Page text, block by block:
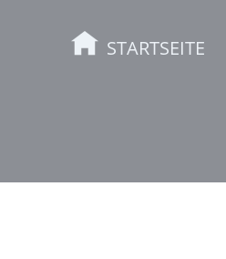
STARTSEITE